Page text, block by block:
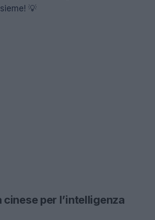
💡
cinese per l’intelligenza